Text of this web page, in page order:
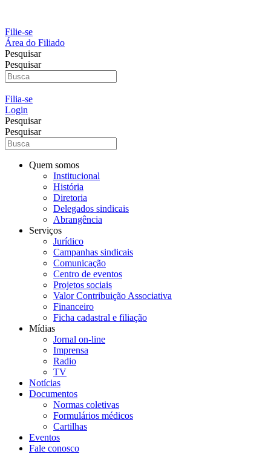
o
conteúdo
Filie-se
Área do Filiado
Pesquisar
Pesquisar
Filia-se
Login
Pesquisar
Pesquisar
Quem somos
Institucional
História
Diretoria
Delegados sindicais
Abrangência
Serviços
Jurídico
Campanhas sindicais
Comunicação
Centro de eventos
Projetos sociais
Valor Contribuição Associativa
Financeiro
Ficha cadastral e filiação
Mídias
Jornal on-line
Imprensa
Radio
TV
Notícias
Documentos
Normas coletivas
Formulários médicos
Cartilhas
Eventos
Fale conosco